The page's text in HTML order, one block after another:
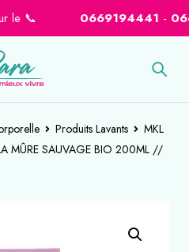
le 📞 0669194441-
Produits Lavants
MKL
MÛRE SAUVAGE BIO 200ML //